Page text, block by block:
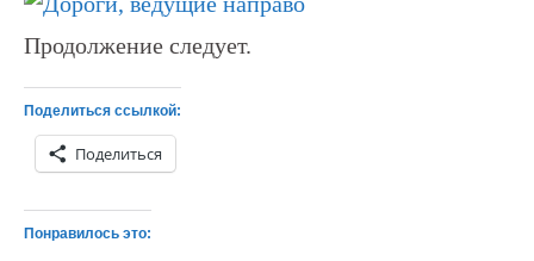
Продолжение следует.
Поделиться ссылкой:
Поделиться
Понравилось это: